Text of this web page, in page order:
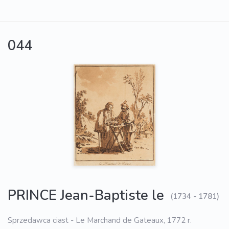
044
PRINCE Jean-Baptiste le (1734 - 1781)
Sprzedawca ciast - Le Marchand de Gateaux, 1772 r.